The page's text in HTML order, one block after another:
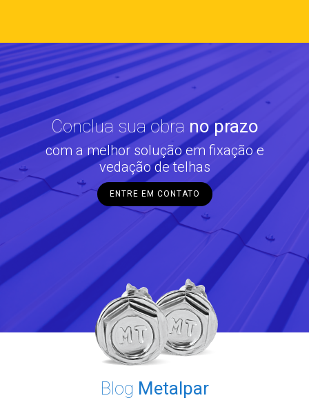
Conclua sua obra no prazo
com a melhor solução em fixação e
vedação de telhas
ENTRE EM CONTATO
Blog Metalpar